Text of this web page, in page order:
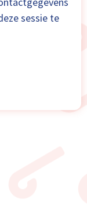
sessie te